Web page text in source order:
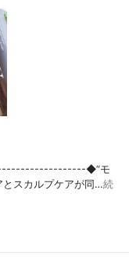
◆“モ
とスカルプケアが同…続